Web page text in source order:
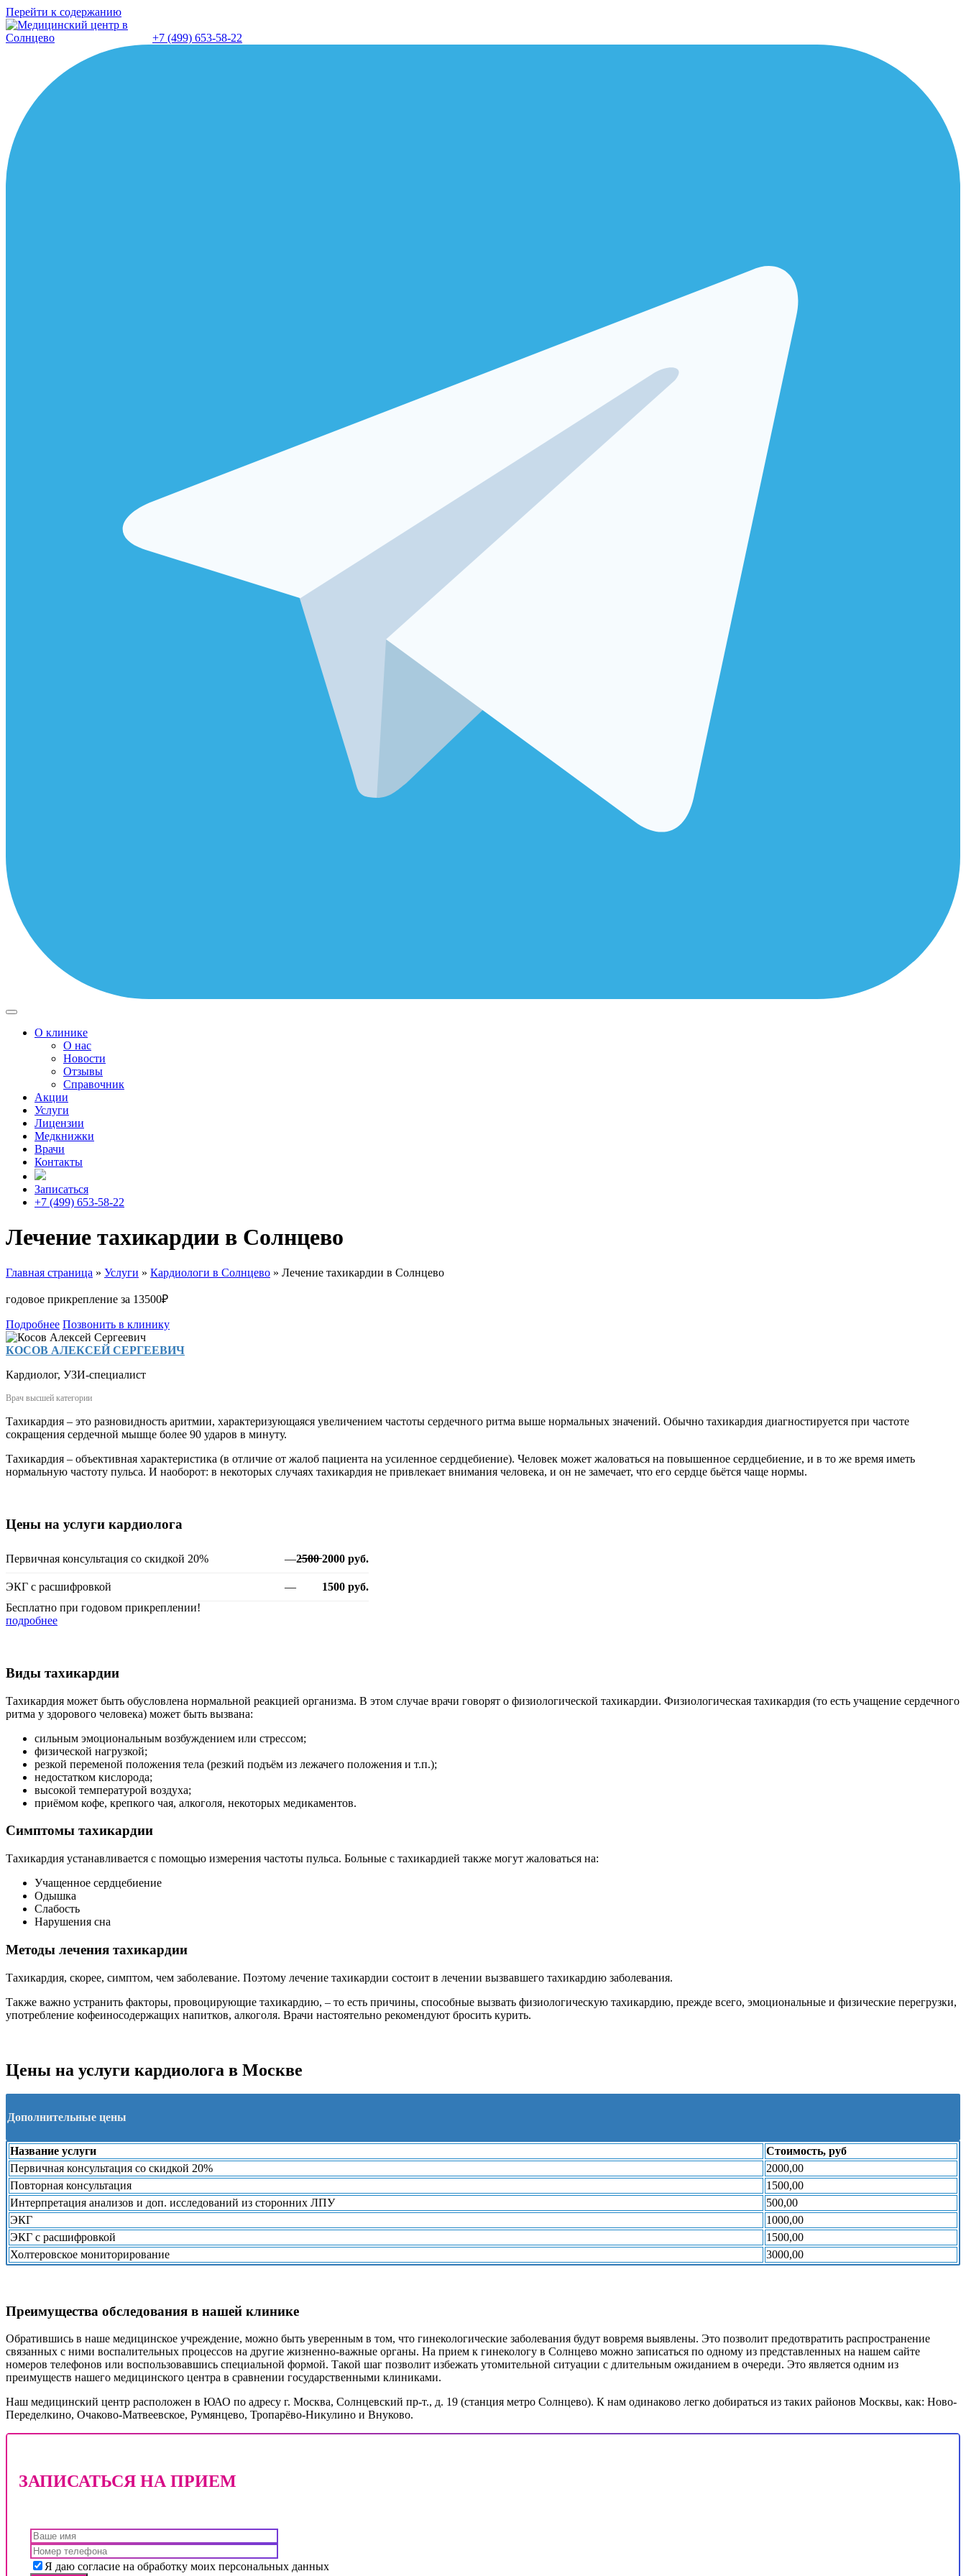
Перейти к содержанию
+7 (499) 653-58-22
О клинике
О нас
Новости
Отзывы
Справочник
Акции
Услуги
Лицензии
Медкнижки
Врачи
Контакты
Записаться
+7 (499) 653-58-22
Лечение тахикардии в Солнцево
Главная страница » Услуги » Кардиологи в Солнцево » Лечение тахикардии в Солнцево
годовое прикрепление за 13500₽
Подробнее Позвонить в клинику
КОСОВ АЛЕКСЕЙ СЕРГЕЕВИЧ
Кардиолог, УЗИ-специалист
Врач высшей категории
Тахикардия – это разновидность аритмии, характеризующаяся увеличением частоты сердечного ритма выше нормальных значений. Обычно тахикардия диагностируется при частоте
сокращения сердечной мышце более 90 ударов в минуту.
Тахикардия – объективная характеристика (в отличие от жалоб пациента на усиленное сердцебиение). Человек может жаловаться на повышенное сердцебиение, и в то же время иметь
нормальную частоту пульса. И наоборот: в некоторых случаях тахикардия не привлекает внимания человека, и он не замечает, что его сердце бьётся чаще нормы.
Цены на услуги кардиолога
Первичная консультация со скидкой 20% —2̶5̶0̶0̶ 2000 руб.
ЭКГ с расшифровкой —
1500 руб.
Бесплатно при годовом прикреплении!
подробнее
Виды тахикардии
Тахикардия может быть обусловлена нормальной реакцией организма. В этом случае врачи говорят о физиологической тахикардии. Физиологическая тахикардия (то есть учащение сердечного
ритма у здорового человека) может быть вызвана:
сильным эмоциональным возбуждением или стрессом;
физической нагрузкой;
резкой переменой положения тела (резкий подъём из лежачего положения и т.п.);
недостатком кислорода;
высокой температурой воздуха;
приёмом кофе, крепкого чая, алкоголя, некоторых медикаментов.
Симптомы тахикардии
Тахикардия устанавливается с помощью измерения частоты пульса. Больные с тахикардией также могут жаловаться на:
Учащенное сердцебиение
Одышка
Слабость
Нарушения сна
Методы лечения тахикардии
Тахикардия, скорее, симптом, чем заболевание. Поэтому лечение тахикардии состоит в лечении вызвавшего тахикардию заболевания.
Также важно устранить факторы, провоцирующие тахикардию, – то есть причины, способные вызвать физиологическую тахикардию, прежде всего, эмоциональные и физические перегрузки,
употребление кофеиносодержащих напитков, алкоголя. Врачи настоятельно рекомендуют бросить курить.
Цены на услуги кардиолога в Москве
Дополнительные цены
Название услуги
Стоимость, руб
Первичная консультация со скидкой 20%
2000,00
Повторная консультация
1500,00
Интерпретация анализов и доп. исследований из сторонних ЛПУ
500,00
ЭКГ
1000,00
ЭКГ с расшифровкой
1500,00
Холтеровское мониторирование
3000,00
Преимущества обследования в нашей клинике
Обратившись в наше медицинское учреждение, можно быть уверенным в том, что гинекологические заболевания будут вовремя выявлены. Это позволит предотвратить распространение
связанных с ними воспалительных процессов на другие жизненно-важные органы. На прием к гинекологу в Солнцево можно записаться по одному из представленных на нашем сайте
номеров телефонов или воспользовавшись специальной формой. Такой шаг позволит избежать утомительной ситуации с длительным ожиданием в очереди. Это является одним из
преимуществ нашего медицинского центра в сравнении государственными клиниками.
Наш медицинский центр расположен в ЮАО по адресу г. Москва, Солнцевский пр-т., д. 19 (станция метро Солнцево). К нам одинаково легко добираться из таких районов Москвы, как: Ново-
Переделкино, Очаково-Матвеевское, Румянцево, Тропарёво-Никулино и Внуково.
ЗАПИСАТЬСЯ НА ПРИЕМ
Я даю согласие на обработку моих персональных данных